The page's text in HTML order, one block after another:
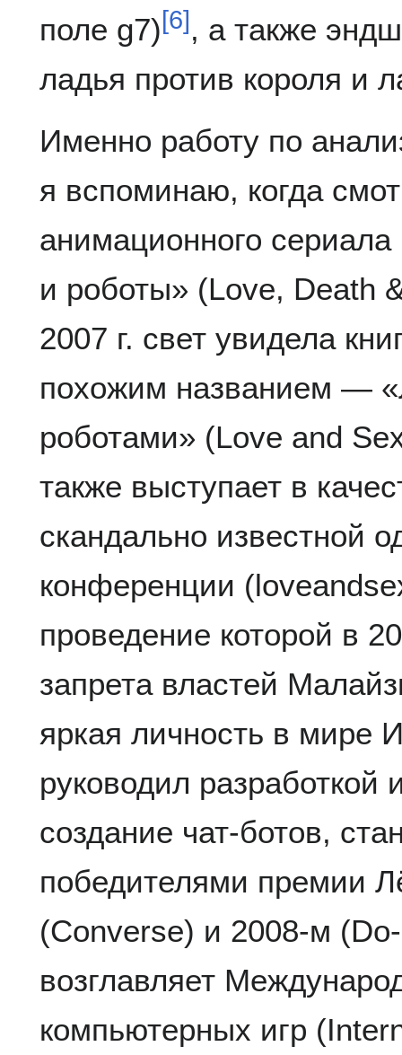
поле g7)[6] , а также
ладья против короля и
Именно работу по
я вспоминаю, когда
анимационного
и роботы» (Love, Death
2007 г. свет увидела
похожим названием —
роботами» (Love and
также выступает в
скандально известной
конференции
проведение которой в
запрета властей
яркая личность в мире
руководил
создание чат-ботов,
победителями премии
(Converse) и 2008-м
возглавляет
компьютерных игр